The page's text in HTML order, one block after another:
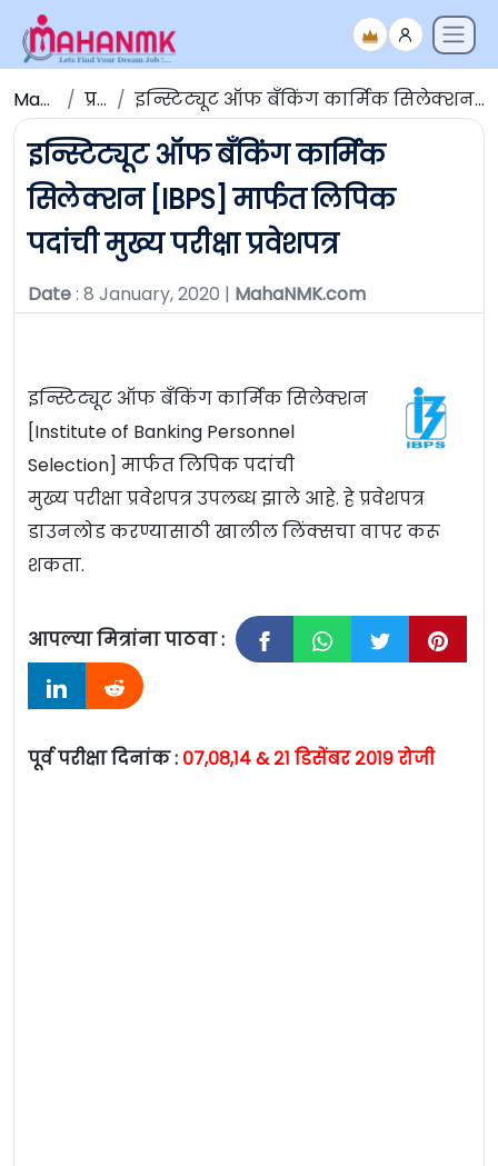
Maha NMK प्रवेशपत्र इन्स्टिट्यूट ऑफ बँकिंग कार्मिक सिलेक्शन [IBPS] मार्फत लिपिक पदांची मुख्य परीक्षा प्रवेशपत्र
इन्स्टिट्यूट ऑफ बँकिंग कार्मिक
सिलेक्शन [IBPS] मार्फत लिपिक
पदांची मुख्य परीक्षा प्रवेशपत्र
Date: 8 January, 2020 | MahaNMK.com
इन्स्टिट्यूट ऑफ बँकिंग कार्मिक सिलेक्शन
[Institute of Banking Personnel
Selection] मार्फत लिपिक पदांची
मुख्य परीक्षा प्रवेशपत्र उपलब्ध झाले आहे. हे प्रवेशपत्र
डाउनलोड करण्यासाठी खालील लिंक्सचा वापर करू
शकता.
आपल्या मित्रांना पाठवा :
पूर्व परीक्षा दिनांक : ०७,०८,१४ & २१ डिसेंबर २०१९ रोजी